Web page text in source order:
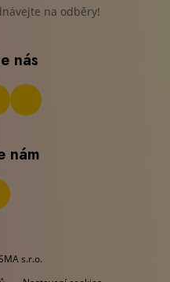
na odběry!
nás
nám
s.r.o.